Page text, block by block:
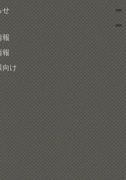
せ
報
報
向け